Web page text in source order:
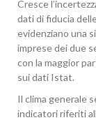
Cresce
dati di fiducia
evidenziano una
imprese dei due
con la maggior
sui dati Istat.
Il clima generale
indicatori riferiti